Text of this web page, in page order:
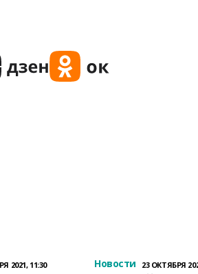
2021, 11:30 Новости 23 ОКТЯБРЯ